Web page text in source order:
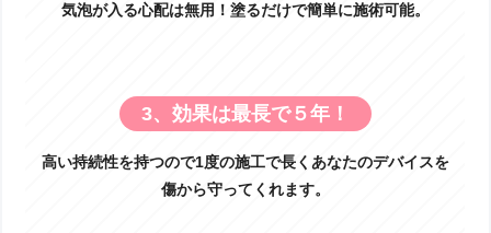
気泡が入る心配は無用！塗るだけで簡単に施術可能。
3、効果は最長で５年！
高い持続性を持つので1度の施工で長くあなたのデバイスを
傷から守ってくれます。